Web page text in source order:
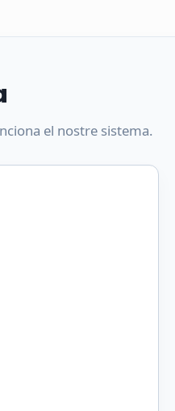
el nostre sistema.